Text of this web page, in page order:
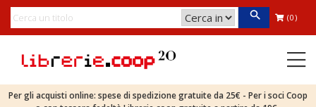
(0)
Per gli acquisti online: spese di spedizione gratuite da 25€ - Per i soci Coop